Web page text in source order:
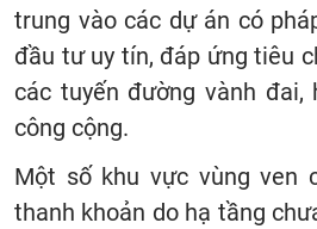
trung vào các dự án có
đầu tư uy tín, đáp ứng tiêu
các tuyến đường vành đai,
công cộng.
Một số khu vực vùng ven
thanh khoản do hạ tầng